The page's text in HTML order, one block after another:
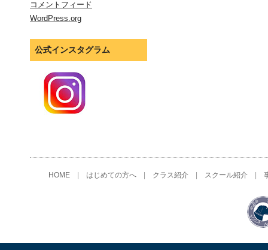
コメントフィード
WordPress.org
公式インスタグラム
HOME| はじめての方へ| クラス紹介| スクール紹介|